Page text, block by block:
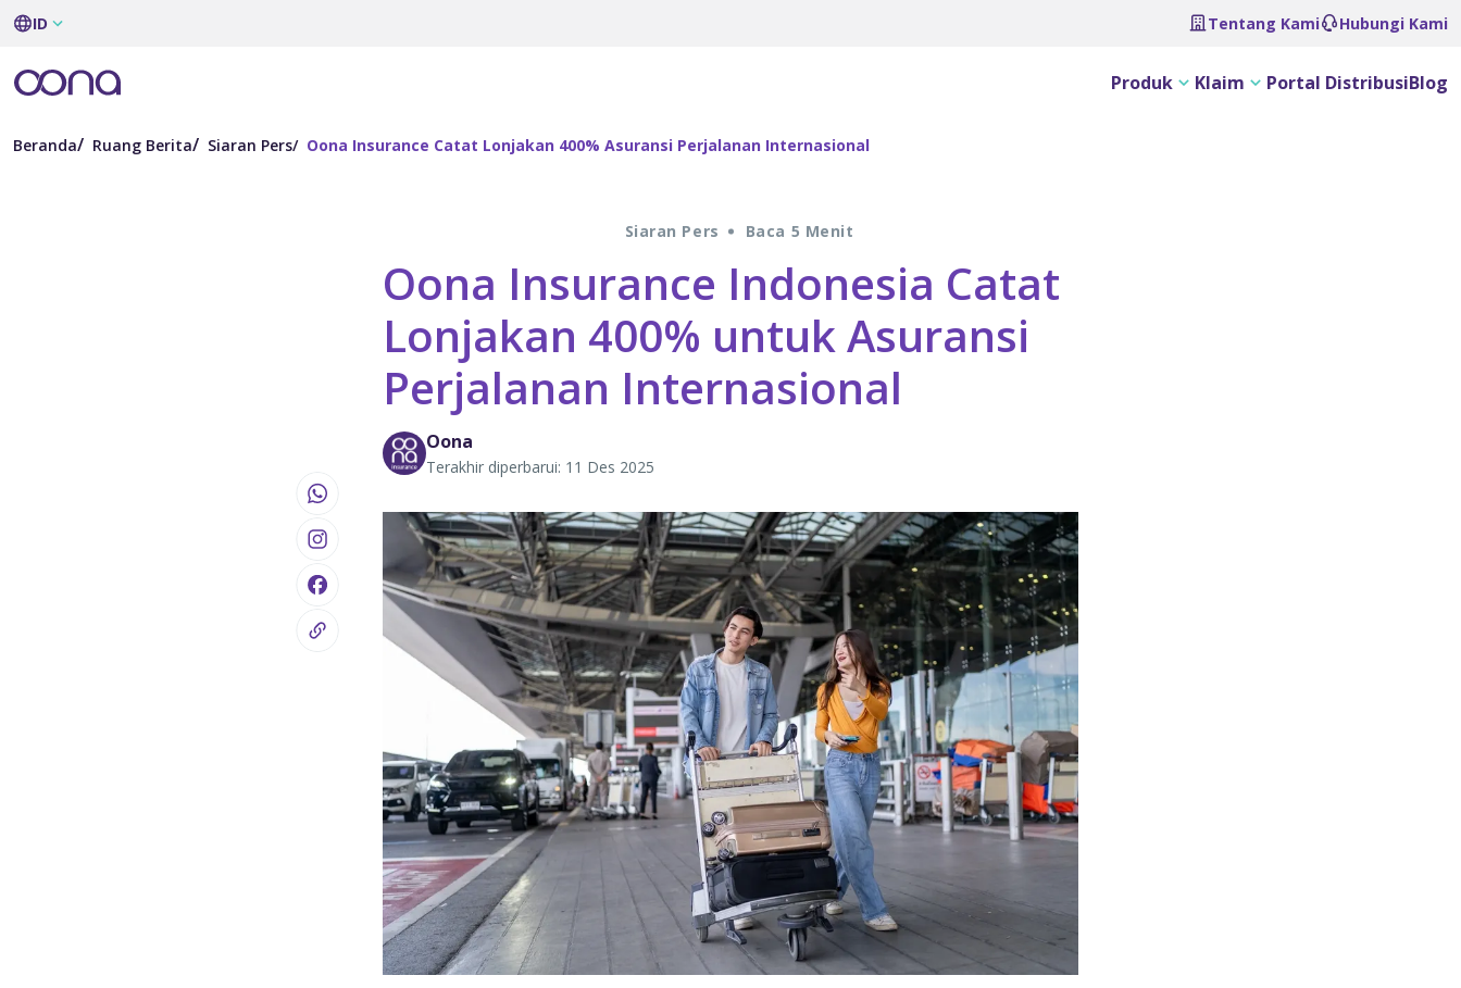
ID Tentang Kami Hubungi Kami
Produk Klaim Portal DistribusiBlog
Beranda Ruang Berita Siaran Pers Oona Insurance Catat Lonjakan 400% Asuransi Perjalanan Internasional
Siaran Pers Baca 5 Menit
Oona Insurance Indonesia Catat
Lonjakan 400% untuk Asuransi
Perjalanan Internasional
Oona
Terakhir diperbarui: 11 Des 2025